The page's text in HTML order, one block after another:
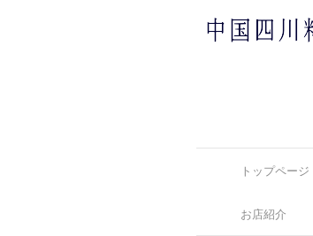
トップページ
お店紹介